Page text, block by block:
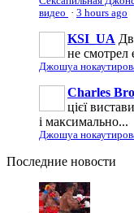
видео · 3 hours ago
KSI_UA
не смотрел
Джошуа
Charles
цієї
і максимально...
Джошуа
Последние новости